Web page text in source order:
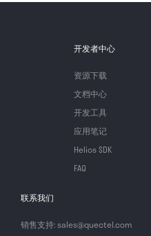
开发者中心
资源下载
文档中心
开发工具
应用笔记
Helios SDK
FAQ
联系我们
销售支持: sales@quectel.com